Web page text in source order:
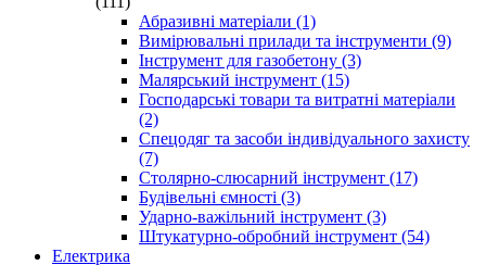
Абразивні матеріали (1)
Вимірювальні прилади та інструменти (9)
Інструмент для газобетону (3)
Малярський інструмент (15)
Господарські товари та витратні матеріали
(2)
Спецодяг та засоби індивідуального захисту
(7)
Столярно-слюсарний інструмент (17)
Будівельні ємності (3)
Ударно-важільний інструмент (3)
Штукатурно-обробний інструмент (54)
Електрика